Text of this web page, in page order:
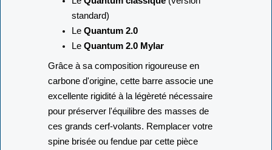
standard)
Le Quantum 2.0
Le Quantum 2.0 Mylar
Grâce à sa composition rigoureuse en
carbone d'origine, cette barre associe une
excellente rigidité à la légèreté nécessaire
pour préserver l'équilibre des masses de
ces grands cerf-volants. Remplacer votre
spine brisée ou fendue par cette pièce